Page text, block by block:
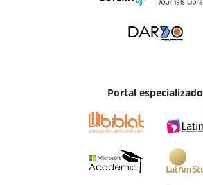
Portal especializado